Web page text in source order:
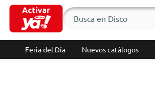
Feria del Día Nuevos catálogos